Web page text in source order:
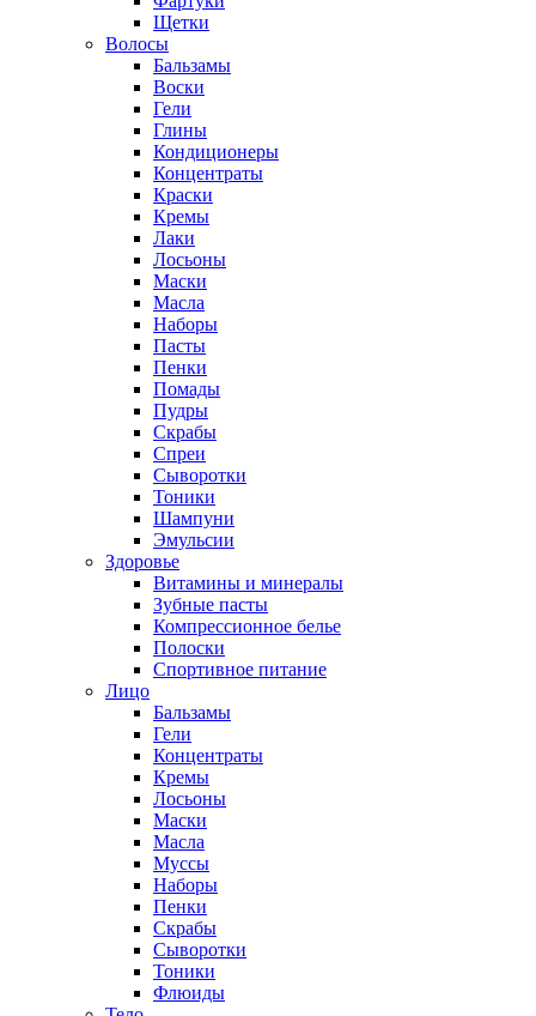
Щетки
Волосы
Бальзамы
Воски
Гели
Глины
Кондиционеры
Концентраты
Краски
Кремы
Лаки
Лосьоны
Маски
Масла
Наборы
Пасты
Пенки
Помады
Пудры
Скрабы
Спреи
Сыворотки
Тоники
Шампуни
Эмульсии
Здоровье
Витамины и минералы
Зубные пасты
Компрессионное белье
Полоски
Спортивное питание
Лицо
Бальзамы
Гели
Концентраты
Кремы
Лосьоны
Маски
Масла
Муссы
Наборы
Пенки
Скрабы
Сыворотки
Тоники
Флюиды